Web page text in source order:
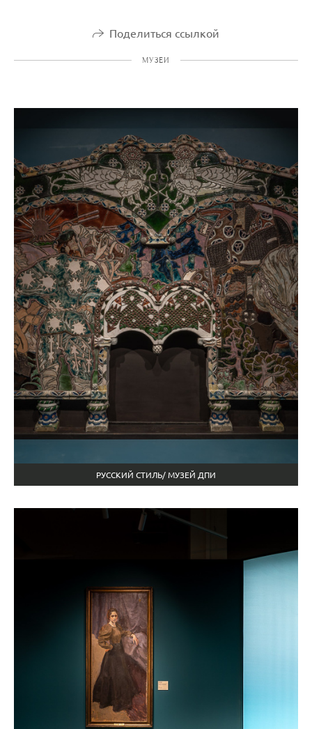
Поделиться ссылкой
МУЗЕИ
РУССКИЙ СТИЛЬ/ МУЗЕЙ ДПИ